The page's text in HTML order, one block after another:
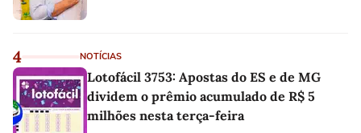
4 NOTÍCIAS
Lotofácil 3753: Apostas do ES e de MG
dividem o prêmio acumulado de R$ 5
milhões nesta terça-feira